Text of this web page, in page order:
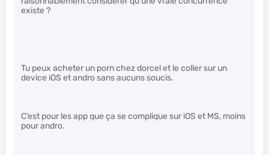
existe ?
Tu peux acheter un porn chez dorcel et le coller sur un
device iOS et andro sans aucuns soucis.
C’est pour les app que ça se complique sur iOS et MS, moins
pour andro.